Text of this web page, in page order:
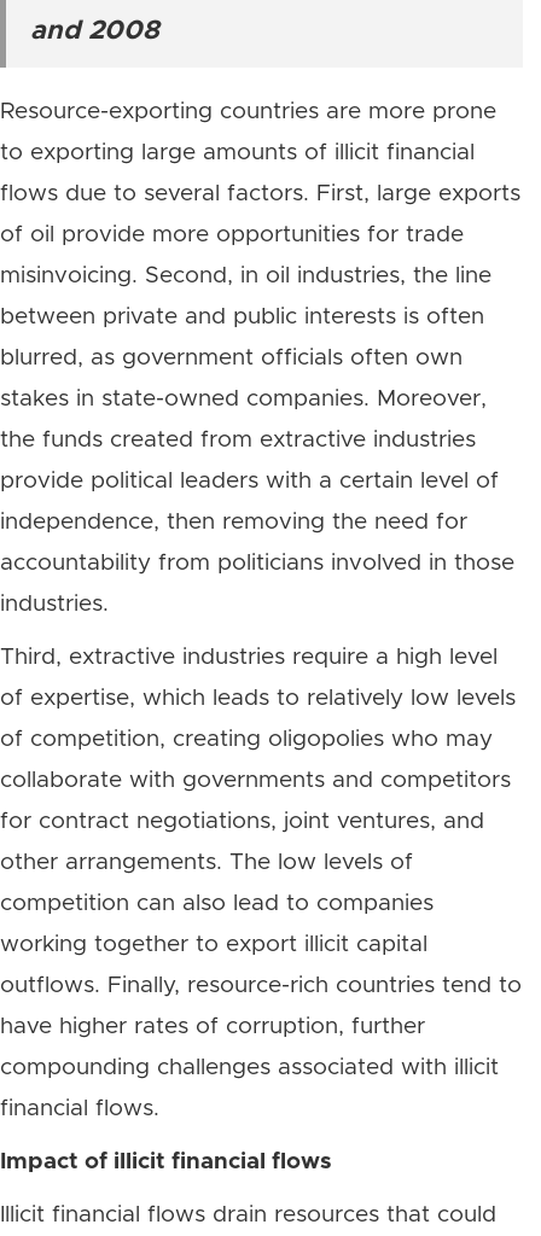
and 2008
Resource-exporting countries are more prone
to exporting large amounts of illicit financial
flows due to several factors. First, large exports
of oil provide more opportunities for trade
misinvoicing. Second, in oil industries, the line
between private and public interests is often
blurred, as government officials often own
stakes in state-owned companies. Moreover,
the funds created from extractive industries
provide political leaders with a certain level of
independence, then removing the need for
accountability from politicians involved in those
industries.
Third, extractive industries require a high level
of expertise, which leads to relatively low levels
of competition, creating oligopolies who may
collaborate with governments and competitors
for contract negotiations, joint ventures, and
other arrangements. The low levels of
competition can also lead to companies
working together to export illicit capital
outflows. Finally, resource-rich countries tend to
have higher rates of corruption, further
compounding challenges associated with illicit
financial flows.
Impact of illicit financial flows
Illicit financial flows drain resources that could